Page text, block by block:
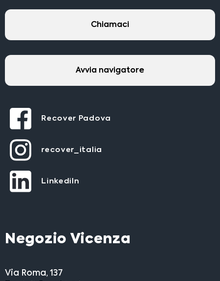
Chiamaci
Avvia navigatore
Recover Padova
recover_italia
LinkediIn
Negozio Vicenza
Via Roma, 137